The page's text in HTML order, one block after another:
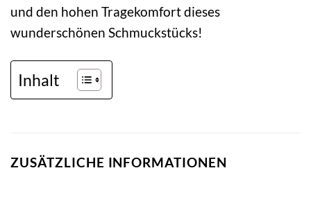
und den hohen Tragekomfort dieses
wunderschönen Schmuckstücks!
Inhalt
ZUSÄTZLICHE INFORMATIONEN